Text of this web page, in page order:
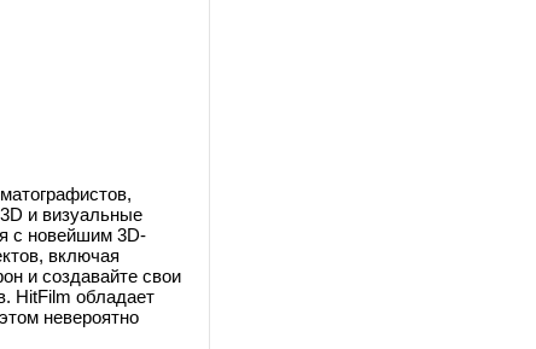
и визуальные
с новейшим 3D-
включая
и создавайте свои
HitFilm обладает
невероятно